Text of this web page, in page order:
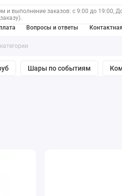
и выполнение заказов: с 9:00 до 19:00,
Вопросы и ответы
Шары по событиям